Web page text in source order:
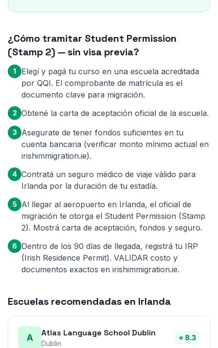
¿Cómo tramitar Student Permission
(Stamp 2) — sin visa previa?
1
Elegí y pagá tu curso en una escuela acreditada
por QQI. El comprobante de matrícula es el
documento clave para migración.
2 Obtené la carta de aceptación oficial de la escuela.
3
Asegurate de tener fondos suficientes en tu
cuenta bancaria (verificar monto mínimo actual en
irishimmigration.ie).
4 Contratá un seguro médico de viaje válido para
Irlanda por la duración de tu estadía.
5
Al llegar al aeropuerto en Irlanda, el oficial de
migración te otorga el Student Permission (Stamp
2). Mostrá carta de aceptación, fondos y seguro.
6
Dentro de los 90 días de llegada, registrá tu IRP
(Irish Residence Permit). VALIDAR costo y
documentos exactos en irishimmigration.ie.
Escuelas recomendadas en Irlanda
A Atlas Language School Dublin
Dublin
⭐ 8.3